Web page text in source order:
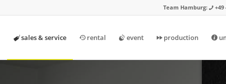
Team Hamburg: +49
sales & service rental event production